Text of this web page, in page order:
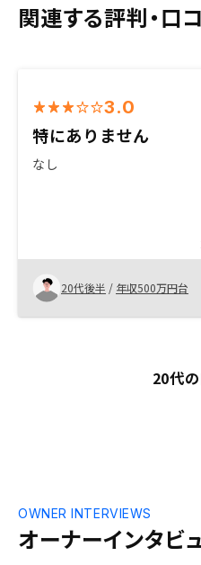
関連する評判・口
3.0
特にありません
なし
20代後半 / 年収500万円台
20代
オーナーインタビ
OWNER INTERVIEWS